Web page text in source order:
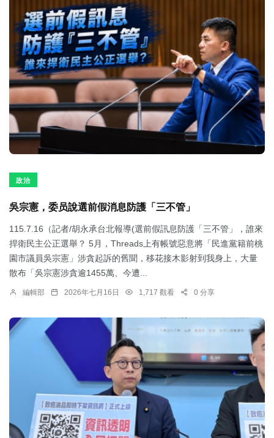
政治
吳宗憲，委员說選前假消息防護「三不管」
115.7.16（記者/胡永承台北報導(選前假訊息防護「三不管」，誰來
捍衛民主公正選舉？ 5月，Threads上有帳號惡意將「民進黨籍前桃
園市議員吳宗憲」涉貪起訴的舊聞，移花接木影射到我身上，大量
散布「吳宗憲涉貪逾1455萬、今遭...
編輯部 2026年七月16日 1,717 觀看 0 分享